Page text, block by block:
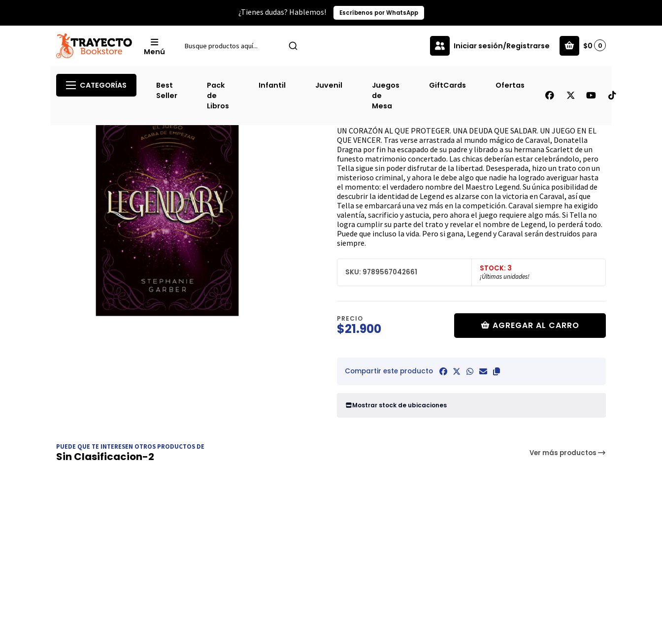
¿Tienes dudas? Hablemos! Escríbenos por WhatsApp
Menú
Iniciar sesión/Registrarse $0 0
CATEGORÍAS
Best
Seller
Pack
de
Libros
Infantil Juvenil
Juegos
de
Mesa
GiftCards Ofertas
Legendary - Caraval #2
UN CORAZÓN AL QUE PROTEGER. UNA DEUDA QUE SALDAR. UN JUEGO EN EL
QUE VENCER. Tras verse arrastrada al mundo mágico de Caraval, Donatella
Dragna por fin ha escapado de su padre y librado a su hermana Scarlett de un
funesto matrimonio concertado. Las chicas deberían estar celebrándolo, pero
Tella sigue sin poder disfrutar de la libertad. Desesperada, hizo un trato con un
misterioso criminal, y ahora le debe algo que nadie ha logrado averiguar hasta
el momento: el verdadero nombre del Maestro Legend. Su única posibilidad de
descubrir la identidad de Legend es alzarse con la victoria en Caraval, así que
Tella se embarcará una vez más en la competición. Caraval siempre ha exigido
valentía, sacrificio y astucia, pero ahora el juego requiere algo más. Si Tella no
logra cumplir su parte del trato y revelar el nombre de Legend, lo perderá todo.
Puede que incluso la vida. Pero si gana, Legend y Caraval serán destruidos para
siempre.
SKU: 9789567042661 STOCK: 3
¡Últimas unidades!
PRECIO
$21.900 AGREGAR AL CARRO
Compartir este producto
Mostrar stock de ubicaciones
PUEDE QUE TE INTERESEN OTROS PRODUCTOS DE
Sin Clasificacion-2 Ver más productos